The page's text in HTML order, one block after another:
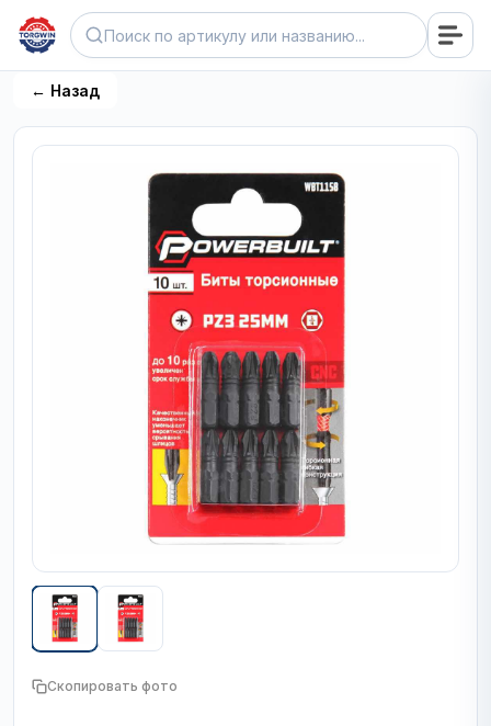
← Назад
Скопировать фото